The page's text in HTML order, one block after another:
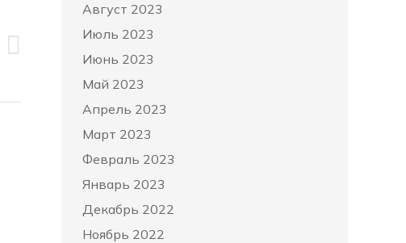
Август 2023
Июль 2023
Июнь 2023
Май 2023
Апрель 2023
Март 2023
Февраль 2023
Январь 2023
Декабрь 2022
Ноябрь 2022